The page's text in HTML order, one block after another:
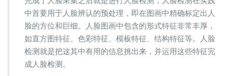
中首要用于人脸辨认的预处理，即在图画中精确标定出人
脸的方位和巨细。人脸图画中包含的形式特征非常丰厚，
如直方图特征、色彩特征、模板特征、结构特征等。人脸
检测就是把这其中有用的信息挑出来，并运用这些特征完
成人脸检测。